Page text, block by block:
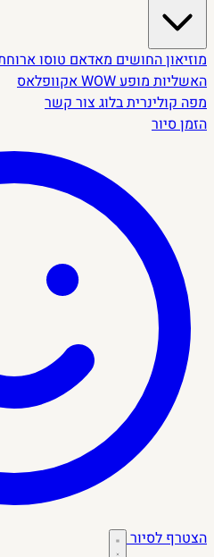
מוזיאון החושיםמאדאם טוסו
האשליותמופע WOW
אקוופלאס
מפה קולינריתבלוגצור קשר
הזמן סיור
הצטרף לסיור